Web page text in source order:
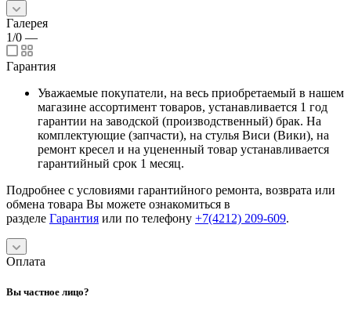
Галерея
1/0 —
Гарантия
Уважаемые покупатели, на весь приобретаемый в нашем
магазине ассортимент товаров, устанавливается 1 год
гарантии на заводской (производственный) брак. На
комплектующие (запчасти), на стулья Виси (Вики), на
ремонт кресел и на уцененный товар устанавливается
гарантийный срок 1 месяц.
Подробнее с условиями гарантийного ремонта, возврата или
обмена товара Вы можете ознакомиться в
разделе Гарантия или по телефону +7(4212) 209-609.
Оплата
Вы частное лицо?